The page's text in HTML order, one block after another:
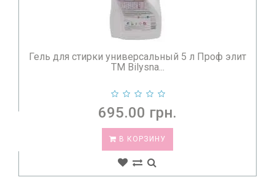
Гель для стирки универсальный 5 л Проф элит
TM Bilysna...
695.00 грн.
В КОРЗИНУ